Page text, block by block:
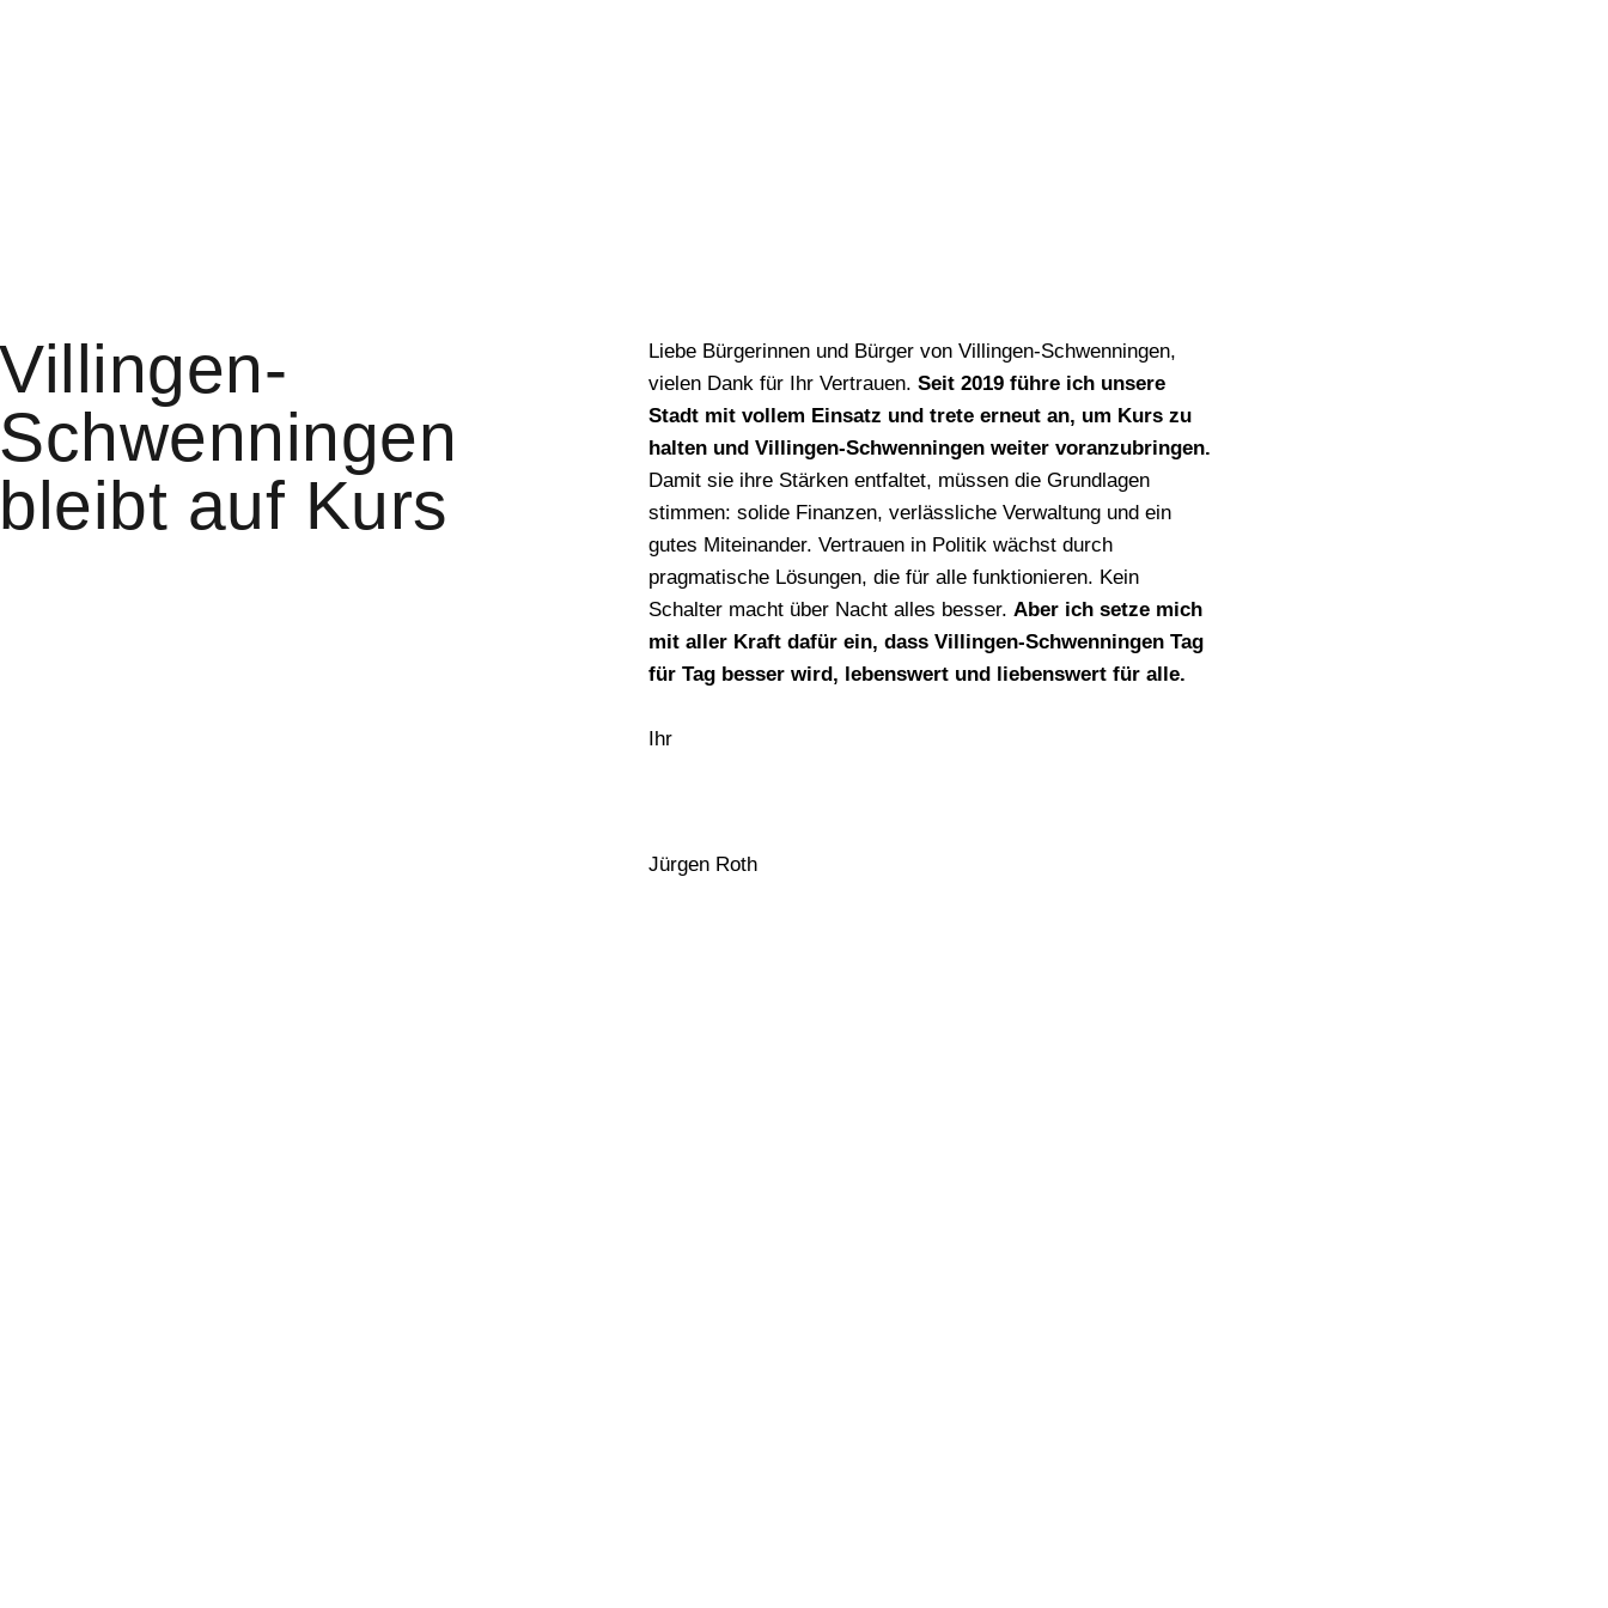
Villingen-
Schwenningen
bleibt auf Kurs
Liebe Bürgerinnen und Bürger von Villingen-Schwenningen,
vielen Dank für Ihr Vertrauen.Seit 2019 führe ich unsere
Stadt mit vollem Einsatz und trete erneut an, um Kurs zu
halten und Villingen-Schwenningen weiter voranzubringen.
Damit sie ihre Stärken entfaltet, müssen die Grundlagen
stimmen: solide Finanzen, verlässliche Verwaltung und ein
gutes Miteinander. Vertrauen in Politik wächst durch
pragmatische Lösungen, die für alle funktionieren. Kein
Schalter macht über Nacht alles besser.Aber ich setze mich
mit aller Kraft dafür ein, dass Villingen-Schwenningen Tag
für Tag besser wird, lebenswert und liebenswert für alle.
Ihr
Jürgen Roth